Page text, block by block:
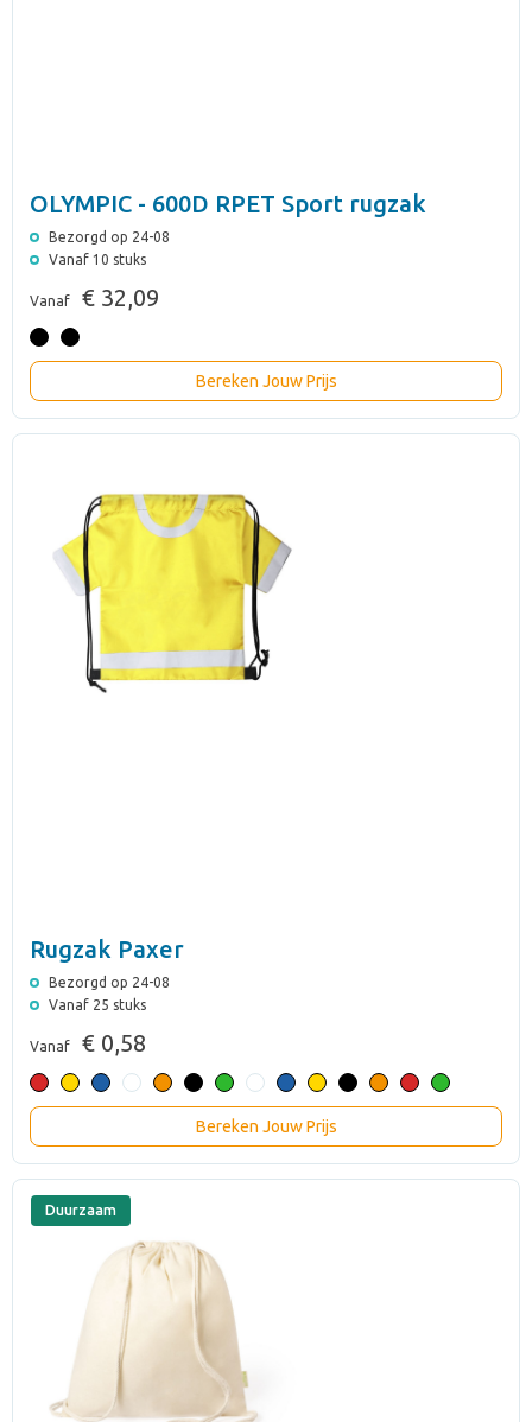
OLYMPIC - 600D RPET Sport rugzak
Bezorgd op 24-08
Vanaf 10 stuks
Vanaf € 32,09
Bereken Jouw Prijs
Rugzak Paxer
Bezorgd op 24-08
Vanaf 25 stuks
Vanaf € 0,58
Bereken Jouw Prijs
Duurzaam